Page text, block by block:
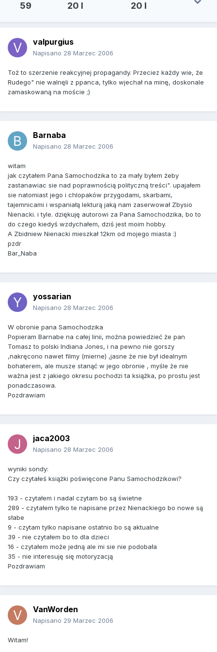
59 20 l 20 l
valpurgius
Napisano 28 Marzec 2006
Toż to szerzenie reakcyjnej propagandy. Przeciez każdy wie, że
Rudego" nie walnęli z ppanca, tylko wjechał na minę, doskonale
zamaskowaną na moście ;)
Barnaba
Napisano 28 Marzec 2006
witam
jak czytałem Pana Samochodzika to za mały byłem żeby
zastanawiac sie nad poprawnością polityczną treści". upajałem
sie natomiast jego i chlopaków przygodami, skarbami,
tajemnicami i wspaniałą lekturą jaką nam zaserwował Zbysio
Nienacki. i tyle. dziękuję autorowi za Pana Samochodzika, bo to
do czego kiedyś wzdychałem, dziś jest moim hobby.
A Zbidniew Nienacki mieszkał 12km od mojego miasta :)
pzdr
Bar_Naba
yossarian
Napisano 28 Marzec 2006
W obronie pana Samochodzika
Popieram Barnabe na całej linii, można powiedzieć że pan
Tomasz to polski Indiana Jones, i na pewno nie gorszy
,nakręcono nawet filmy (mierne) ,jasne że nie był idealnym
bohaterem, ale musze stanąć w jego obronie , myśle że nie
ważna jest z jakiego okresu pochodzi ta książka, po prostu jest
ponadczasowa.
Pozdrawiam
jaca2003
Napisano 28 Marzec 2006
wyniki sondy:
Czy czytałeś książki poświęcone Panu Samochodzikowi?
193 - czytałem i nadal czytam bo są świetne
289 - czytałem tylko te napisane przez Nienackiego bo nowe są
słabe
9 - czytam tylko napisane ostatnio bo są aktualne
39 - nie czytałem bo to dla dzieci
16 - czytałem może jedną ale mi sie nie podobała
35 - nie interesuję się motoryzacją
Pozdrawiam
VanWorden
Napisano 29 Marzec 2006
Witam!